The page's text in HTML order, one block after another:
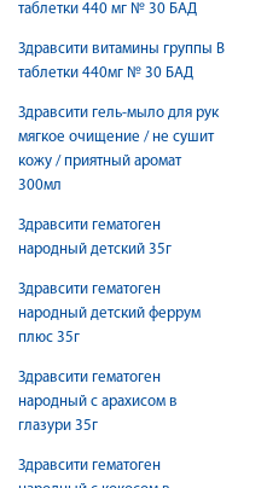
таблетки 440 мг № 30 БАД
Здравсити витамины группы В
таблетки 440мг № 30 БАД
Здравсити гель-мыло для рук
мягкое очищение / не сушит
кожу / приятный аромат
300мл
Здравсити гематоген
народный детский 35г
Здравсити гематоген
народный детский феррум
плюс 35г
Здравсити гематоген
народный с арахисом в
глазури 35г
Здравсити гематоген